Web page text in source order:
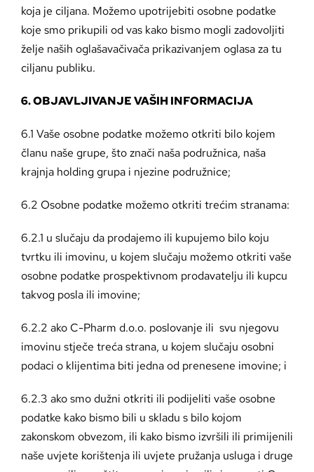
koja je ciljana. Možemo upotrijebiti osobne podatke
koje smo prikupili od vas kako bismo mogli zadovoljiti
želje naših oglašavačivača prikazivanjem oglasa za tu
ciljanu publiku.
6. OBJAVLJIVANJE VAŠIH INFORMACIJA
6.1 Vaše osobne podatke možemo otkriti bilo kojem
članu naše grupe, što znači naša podružnica, naša
krajnja holding grupa i njezine podružnice;
6.2 Osobne podatke možemo otkriti trećim stranama:
6.2.1 u slučaju da prodajemo ili kupujemo bilo koju
tvrtku ili imovinu, u kojem slučaju možemo otkriti vaše
osobne podatke prospektivnom prodavatelju ili kupcu
takvog posla ili imovine;
6.2.2 ako C-Pharm d.o.o. poslovanje ili svu njegovu
imovinu stječe treća strana, u kojem slučaju osobni
podaci o klijentima biti jedna od prenesene imovine; i
6.2.3 ako smo dužni otkriti ili podijeliti vaše osobne
podatke kako bismo bili u skladu s bilo kojom
zakonskom obvezom, ili kako bismo izvršili ili primijenili
naše uvjete korištenja ili uvjete pružanja usluga i druge